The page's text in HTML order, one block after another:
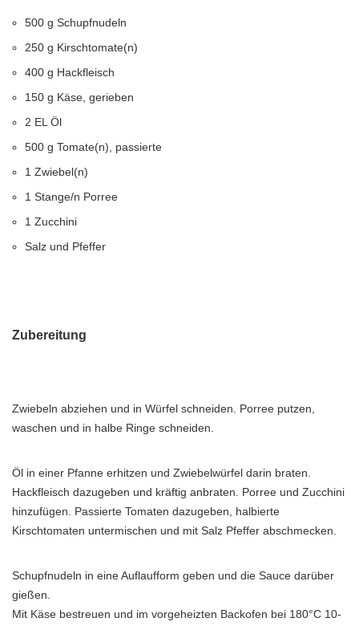
500 g Schupfnudeln
250 g Kirschtomate(n)
400 g Hackfleisch
150 g Käse, gerieben
2 EL Öl
500 g Tomate(n), passierte
1 Zwiebel(n)
1 Stange/n Porree
1 Zucchini
Salz und Pfeffer
Zubereitung
Zwiebeln abziehen und in Würfel schneiden. Porree putzen,
waschen und in halbe Ringe schneiden.
Öl in einer Pfanne erhitzen und Zwiebelwürfel darin braten.
Hackfleisch dazugeben und kräftig anbraten. Porree und Zucchini
hinzufügen. Passierte Tomaten dazugeben, halbierte
Kirschtomaten untermischen und mit Salz Pfeffer abschmecken.
Schupfnudeln in eine Auflaufform geben und die Sauce darüber
gießen.
Mit Käse bestreuen und im vorgeheizten Backofen bei 180°C 10-